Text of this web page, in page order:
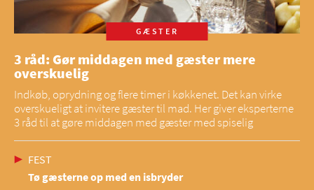
GÆSTER
3 råd: Gør middagen med gæster mere
overskuelig
Indkøb, oprydning og flere timer i køkkenet. Det kan virke
overskueligt at invitere gæster til mad. Her giver eksperterne
3 råd til at gøre middagen med gæster med spiselig
FEST
Tø gæsterne op med en isbryder